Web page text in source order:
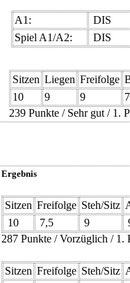
A1:
DIS
Spiel A1/A2:
DIS
Sitzen Liegen Freifolge
10
9 9
7
239 Punkte / Sehr gut / 1.
Ergebnis
Sitzen Freifolge Steh/Sitz
10
7,5 9
287 Punkte / Vorzüglich / 1.
Sitzen Freifolge Steh/Sitz